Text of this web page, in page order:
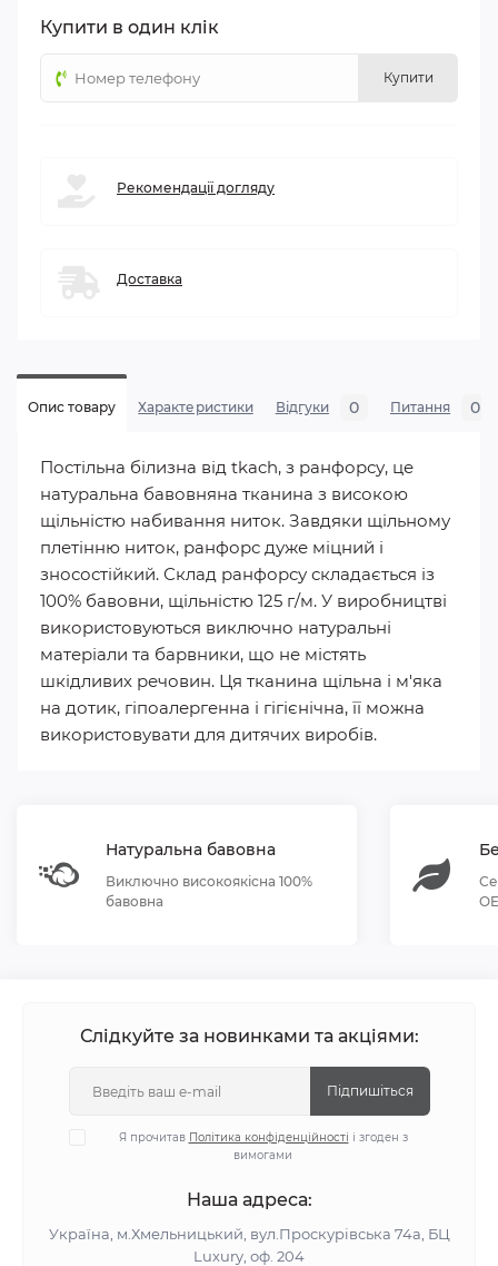
Купити в один клік
Купити
Рекомендації догляду
Доставка
Опис товару Характеристики Відгуки 0 Питання 0
Постільна білизна від tkach, з ранфорсу, це
натуральна бавовняна тканина з високою
щільністю набивання ниток. Завдяки щільному
плетінню ниток, ранфорс дуже міцний і
зносостійкий. Склад ранфорсу складається із
100% бавовни, щільністю 125 г/м. У виробництві
використовуються виключно натуральні
матеріали та барвники, що не містять
шкідливих речовин. Ця тканина щільна і м'яка
на дотик, гіпоалергенна і гігієнічна, її можна
використовувати для дитячих виробів.
Натуральна бавовна
Виключно високоякісна 100%
бавовна
Слідкуйте за новинками та акціями:
Підпишіться
Я прочитав Політика конфіденційності і згоден з
вимогами
Наша адреса:
Україна, м.Хмельницький, вул.Проскурівська 74а, БЦ
Luxury, оф. 204